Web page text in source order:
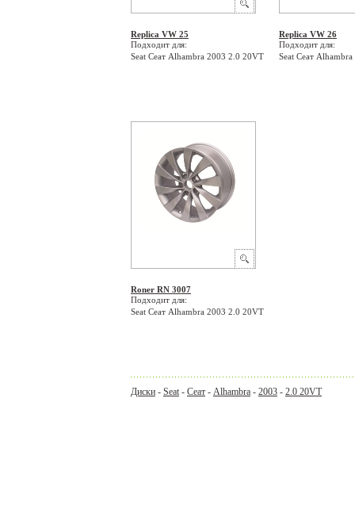
Replica VW 25
Подходит для:
Seat Сеат Alhambra 2003 2.0 20VT
Replica VW 26
Подходит для:
Seat Сеат
Roner RN 3007
Подходит для:
Seat Сеат Alhambra 2003 2.0 20VT
Диски - Seat - Сеат - Alhambra - 2003 - 2.0 20VT